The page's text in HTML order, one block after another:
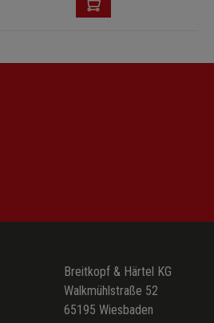
Breitkopf & Härtel KG
Walkmühlstraße 52
65195 Wiesbaden